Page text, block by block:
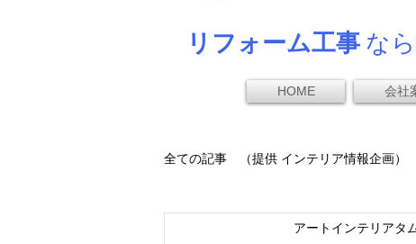
リフォーム工事な
HOME 会社
全ての記事 （提供 インテリア情報企画）
アートインテリアタ